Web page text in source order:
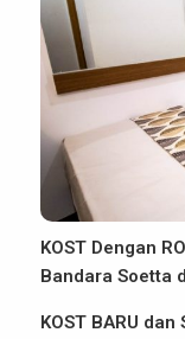
KOST Dengan
Bandara Soetta
KOST BARU